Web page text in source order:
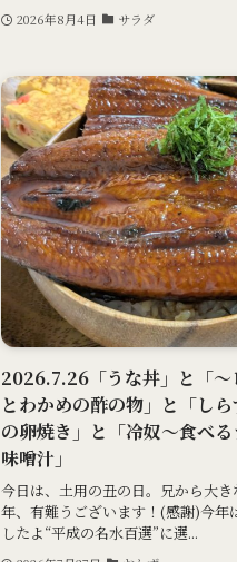
2026年8月4日 サラダ
2026.7.26「うな丼」と「～
とわかめの酢の物」と「し
の卵焼き」と「冷奴～食べ
味噌汁」
今日は、土用の丑の日。兄から大
年、有難うございます！(感謝)今年
したよ“平成の名水百選”に選...